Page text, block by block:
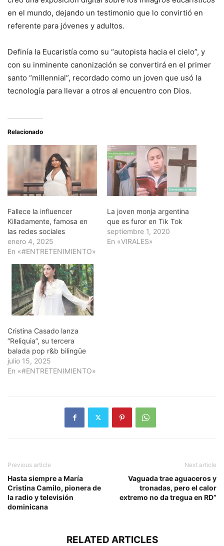
en el mundo, dejando un testimonio que lo convirtió en
referente para jóvenes y adultos.
Definía la Eucaristía como su “autopista hacia el cielo”, y
con su inminente canonización se convertirá en el primer
santo “millennial”, recordado como un joven que usó la
tecnología para llevar a otros al encuentro con Dios.
Relacionado
Fallece la influencer
Killadamente, famosa en
las redes sociales
enero 4, 2025
En «#ENTRETENIMIENTO»
La joven monja argentina
que es furor en Tik Tok
septiembre 1, 2020
En «VIRALES»
Cristina Casado lanza
“Reliquia”, su tercera
balada pop r&b bilingüe
julio 15, 2025
En «#ENTRETENIMIENTO»
Previous article
Hasta siempre a María
Cristina Camilo, pionera de
la radio y televisión
dominicana
Next article
Vaguada trae aguaceros y
tronadas, pero el calor
extremo no da tregua en RD”
RELATED ARTICLES